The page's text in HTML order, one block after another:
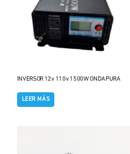
INVERSOR 12v 110v 1500W ONDA PURA
LEER MÁS